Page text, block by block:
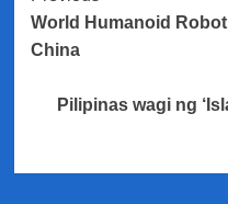
Navigation
World Humanoid
China
Pilipinas wagi ng